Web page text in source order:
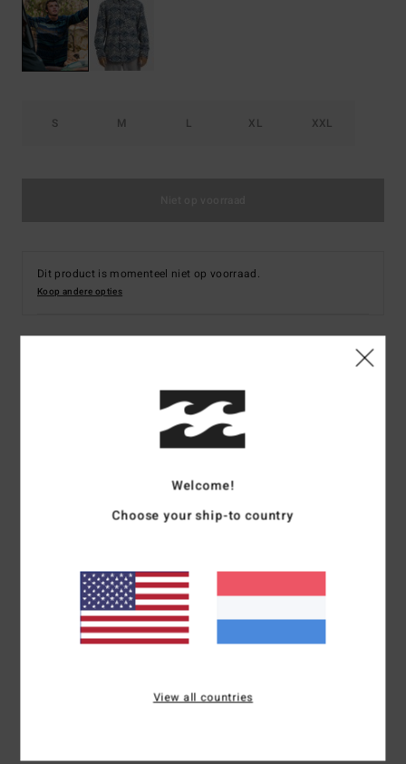
S M L XL XXL
Dit product is momenteel niet op voorraad.
Koop andere opties
Heren Blauw Fleece Overshirt
Kleurcodebsp0
Adventure Division
Recycler micro repel stof
Waterdichtheid:Stof met duurzame waterafstotende
behandeling (DWR) die je droog houdt en beschermt tegen
de elementen
knoopsluiting aan de voorkant
Welcome!
Choose your ship-to country
View all countries